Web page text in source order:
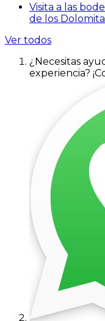
Visita a las
de los
Ver todos
¿Necesitas
experiencia?